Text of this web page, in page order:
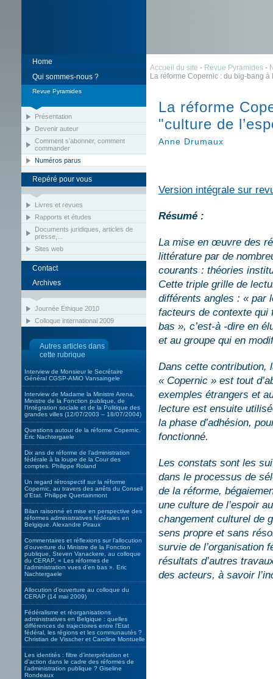
Home
Qui sommes-nous ?
Revue Pyramides
Présentation
Devenir auteur
Comment s’abonner, comment
commander
Numéros parus
Repéré pour vous
Livres et revues
Rapports et études
Documents juridiques, articles de
presse,...
Sites web
Contact
Archives
Journée Ethique 2010
Colloque international 2009
Autres articles dans
cette rubrique
Interview de Monsieur le Secrétaire
Général CGSP-AMiO Vansaingele
Interview de Madame la Ministre Arena,
Ministre de la Fonction publique, de
l’Intégration sociale et de la Politique des
grandes villes (12/07/2003 – 18/07/2004)
Questions autour de la réforme Copernic.
Eric Nachtergaele
Dix ans de réforme de l’administration
fédérale à la loupe de la Cour des
comptes. Philippe Roland
Un regard rétrospectif sur la réforme
Copernic, au travers des arrêts du Conseil
d’Etat. Philippe Quertainmont
Bilan raisonné et mise en perspective des
réformes administratives fédérales en
Belgique. Alexandre Piraux
Commentaires et réflexions sur l’allocution
d’ouverture du Ministre de la Fonction
publique, Steven Vanackere, au colloque
du CERAP, « Les réformes de
l’administration vues d’en bas ». Eric
Nachtergaele
Allocution d’ouverture au colloque du
CERAP (14 mai 2009)
Fédéralisme et réorganisations
administratives en Belgique : quelles
différences de trajectoires entre l’Etat
fédéral, les régions et les communautés ?
Christian de Visscher et Caroline Montuelle
Les identités : filtre d’interprétation et
d’action dans le cadre des réformes de
l’administration publique ? Giseline
Rondeaux
Accueil du site - Revue Pyramides -
La réforme Copernic : du big-bang à
La réforme
"culture de
Anne Drumaux
Version intégrale sur
Résumé :
La mise en œuvre des
littérature par de
courants : théories
Cette triple grille de
différents angles : « par
facteurs de contexte qui
bas », c’est-à -dire en
et au groupe qui en
Dans cette contribution,
« Copernic » est tout
exemples étrangers et
lecture est ensuite
la phase d’adhésion,
fonctionné.
Les constats sont les
dans le processus de
de la réforme,
une culture de l’espoir
changement culturel de
sens propre et sans
survie de l’organisation
résultats d’autres
des acteurs, à savoir